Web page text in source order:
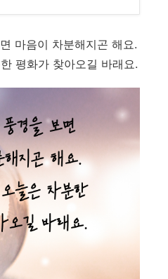
마음이 차분해지곤 해요.
평화가 찾아오길 바래요.